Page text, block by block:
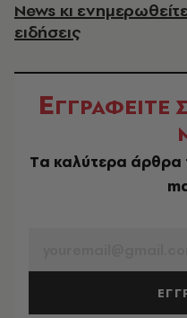
News κι
ειδήσεις
ΕΓΓΡΑΦΕΙΤΕ
Tα καλύτερα άρθρα